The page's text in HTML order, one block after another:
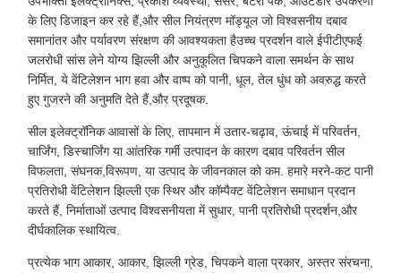
के लिए डिजाइन कर रहे हैं,और सील नियंत्रण मॉड्यूल जो विश्वसनीय दबाव
समानांतर और पर्यावरण संरक्षण की आवश्यकता हैउच्च प्रदर्शन वाले ईपीटीएफई
जलरोधी सांस लेने योग्य झिल्ली और अनुकूलित चिपकने वाला समर्थन के साथ
निर्मित, ये वेंटिलेशन भाग हवा और वाष्प को पानी, धूल, तेल धुंध को अवरुद्ध करते
हुए गुजरने की अनुमति देते हैं,और प्रदूषक.
सील इलेक्ट्रॉनिक आवासों के लिए, तापमान में उतार-चढ़ाव, ऊंचाई में परिवर्तन,
चार्जिंग, डिस्चार्जिंग या आंतरिक गर्मी उत्पादन के कारण दबाव परिवर्तन सील
विफलता, संघनक,विरूपण, या उत्पाद के जीवनकाल को कम. हमारे मरने-कट पानी
प्रतिरोधी वेंटिलेशन झिल्ली एक स्थिर और कॉम्पैक्ट वेंटिलेशन समाधान प्रदान
करते हैं, निर्माताओं उत्पाद विश्वसनीयता में सुधार, पानी प्रतिरोधी प्रदर्शन,और
दीर्घकालिक स्थायित्व.
प्रत्येक भाग आकार, आकार, झिल्ली ग्रेड, चिपकने वाला प्रकार, अस्तर संरचना,